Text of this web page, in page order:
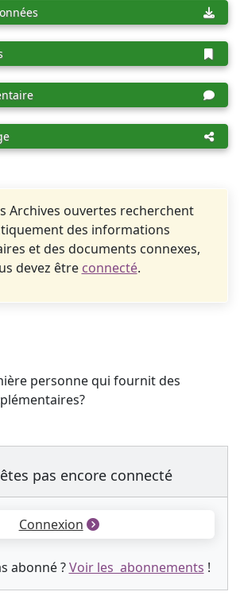
Archives ouvertes recherchent
des informations
et des documents connexes,
devez être connecté.
personne qui fournit des
pas encore connecté
Connexion
abonné ?Voir les abonnements !